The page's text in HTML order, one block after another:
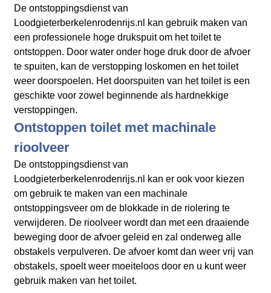
De ontstoppingsdienst van
Loodgieterberkelenrodenrijs.nl kan gebruik maken van
een professionele hoge drukspuit om het toilet te
ontstoppen. Door water onder hoge druk door de afvoer
te spuiten, kan de verstopping loskomen en het toilet
weer doorspoelen. Het doorspuiten van het toilet is een
geschikte voor zowel beginnende als hardnekkige
verstoppingen.
Ontstoppen toilet met machinale
rioolveer
De ontstoppingsdienst van
Loodgieterberkelenrodenrijs.nl kan er ook voor kiezen
om gebruik te maken van een machinale
ontstoppingsveer om de blokkade in de riolering te
verwijderen. De rioolveer wordt dan met een draaiende
beweging door de afvoer geleid en zal onderweg alle
obstakels verpulveren. De afvoer komt dan weer vrij van
obstakels, spoelt weer moeiteloos door en u kunt weer
gebruik maken van het toilet.